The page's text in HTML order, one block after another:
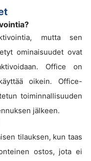
mutta sen
ominaisuudet ovat
Office on
oikein. Office-
toiminnallisuuden
jälkeen.
tilauksen, kun taas
ostos, jota ei